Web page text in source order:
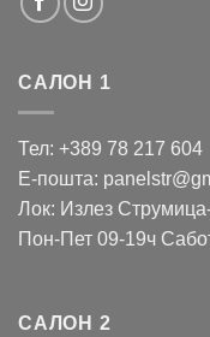
САЛОН 1
Тел: +389 78 217 604
Е-пошта:
Лок: Излез
Пон-Пет 09-19ч
САЛОН 2